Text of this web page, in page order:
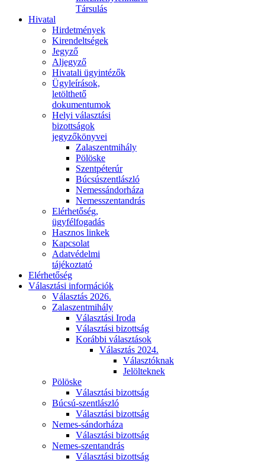
Társulás
Hivatal
Hirdetmények
Kirendeltségek
Jegyző
Aljegyző
Hivatali ügyintézők
Ügyleírások,
letölthető
dokumentumok
Helyi választási
bizottságok
jegyzőkönyvei
Zalaszentmihály
Pölöske
Szentpéterúr
Búcsúszentlászló
Nemessándorháza
Nemesszentandrás
Elérhetőség,
ügyfélfogadás
Hasznos linkek
Kapcsolat
Adatvédelmi
tájékoztató
Elérhetőség
Választási információk
Választás 2026.
Zalaszentmihály
Választási Iroda
Választási bizottság
Korábbi választások
Választás 2024.
Választóknak
Jelölteknek
Pölöske
Választási bizottság
Búcsú-szentlászló
Választási bizottság
Nemes-sándorháza
Választási bizottság
Nemes-szentandrás
Választási bizottság